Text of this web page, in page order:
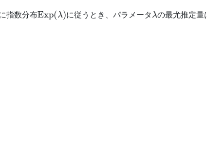
指数分布
)
に従うとき、パラメータ の最尤推定量